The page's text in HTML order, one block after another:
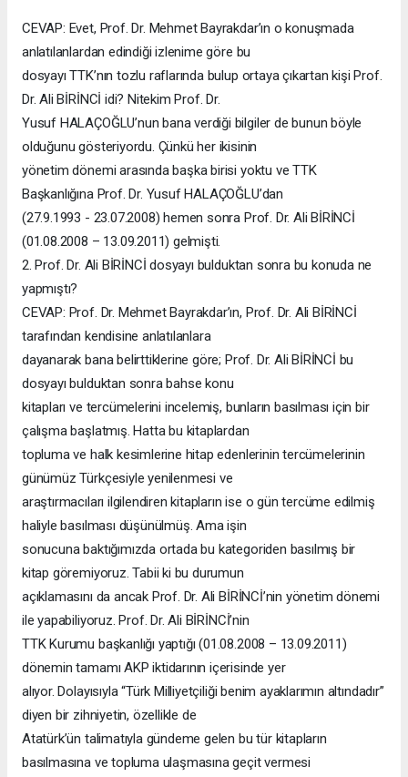
CEVAP: Evet, Prof. Dr. Mehmet Bayrakdar’ın o konuşmada
anlatılanlardan edindiği izlenime göre bu
dosyayı TTK’nın tozlu raflarında bulup ortaya çıkartan kişi Prof.
Dr. Ali BİRİNCİ idi? Nitekim Prof. Dr.
Yusuf HALAÇOĞLU’nun bana verdiği bilgiler de bunun böyle
olduğunu gösteriyordu. Çünkü her ikisinin
yönetim dönemi arasında başka birisi yoktu ve TTK
Başkanlığına Prof. Dr. Yusuf HALAÇOĞLU’dan
(27.9.1993 - 23.07.2008) hemen sonra Prof. Dr. Ali BİRİNCİ
(01.08.2008 – 13.09.2011) gelmişti.
2. Prof. Dr. Ali BİRİNCİ dosyayı bulduktan sonra bu konuda ne
yapmıştı?
CEVAP: Prof. Dr. Mehmet Bayrakdar’ın, Prof. Dr. Ali BİRİNCİ
tarafından kendisine anlatılanlara
dayanarak bana belirttiklerine göre; Prof. Dr. Ali BİRİNCİ bu
dosyayı bulduktan sonra bahse konu
kitapları ve tercümelerini incelemiş, bunların basılması için bir
çalışma başlatmış. Hatta bu kitaplardan
topluma ve halk kesimlerine hitap edenlerinin tercümelerinin
günümüz Türkçesiyle yenilenmesi ve
araştırmacıları ilgilendiren kitapların ise o gün tercüme edilmiş
haliyle basılması düşünülmüş. Ama işin
sonucuna baktığımızda ortada bu kategoriden basılmış bir
kitap göremiyoruz. Tabii ki bu durumun
açıklamasını da ancak Prof. Dr. Ali BİRİNCİ’nin yönetim dönemi
ile yapabiliyoruz. Prof. Dr. Ali BİRİNCİ’nin
TTK Kurumu başkanlığı yaptığı (01.08.2008 – 13.09.2011)
dönemin tamamı AKP iktidarının içerisinde yer
alıyor. Dolayısıyla “Türk Milliyetçiliği benim ayaklarımın altındadır”
diyen bir zihniyetin, özellikle de
Atatürk’ün talimatıyla gündeme gelen bu tür kitapların
basılmasına ve topluma ulaşmasına geçit vermesi